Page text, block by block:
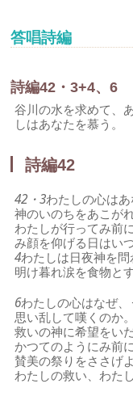
答唱詩編
詩編42・3+4、6
谷川の水を求めて、
しはあなたを慕う。
詩編42
42・3わたしの心はあ
神のいのちをあこがれ
わたしが行ってみ前
み顔を仰げる日はいつ
4わたしは日夜神を問
明け暮れ涙を食物とす
6わたしの心はなぜ、
思い乱して嘆くのか。
救いの神に希望をいだ
かつてのようにみ前に
賛美の祭りをささげよ
わたしの救い、わた